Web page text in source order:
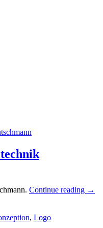
Continue reading →
, Logo